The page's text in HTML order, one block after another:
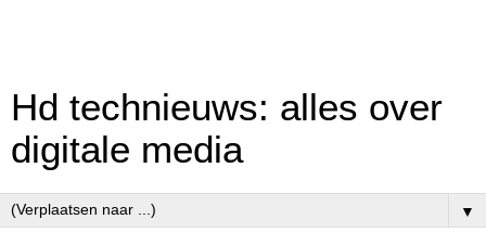
Hd technieuws: alles over
digitale media
▼